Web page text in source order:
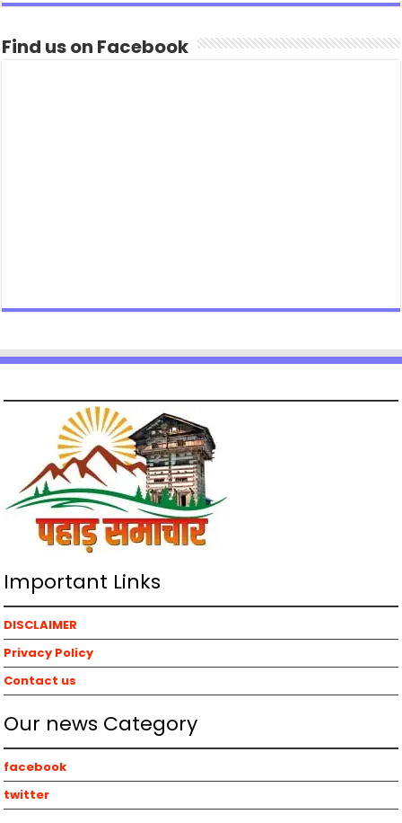
Find us on Facebook
Important Links
DISCLAIMER
Privacy Policy
Contact us
Our news Category
facebook
twitter